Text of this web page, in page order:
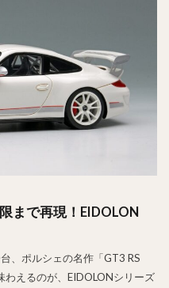
まで再現！EIDOLON
、ポルシェの名作「GT3 RS
えるのが、EIDOLONシリーズ